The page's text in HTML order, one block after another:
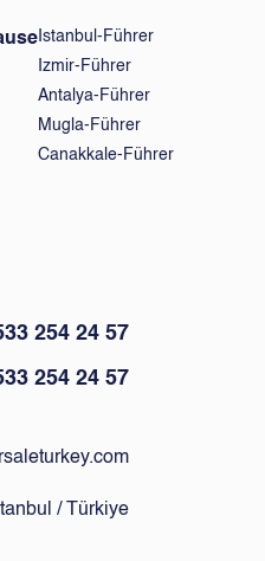
Istanbul-Führer
Izmir-Führer
Antalya-Führer
Mugla-Führer
Canakkale-Führer
254 24 57
254 24 57
/ Türkiye